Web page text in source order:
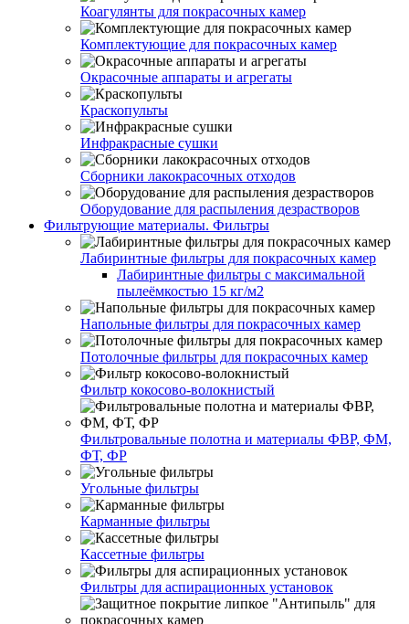
Коагулянты для покрасочных камер
Комплектующие для покрасочных камер
Окрасочные аппараты и агрегаты
Краскопульты
Инфракрасные сушки
Сборники лакокрасочных отходов
Оборудование для распыления дезрастворов
Фильтрующие материалы. Фильтры
Лабиринтные фильтры для покрасочных камер
Лабиринтные фильтры с максимальной
пылеёмкостью 15 кг/м2
Напольные фильтры для покрасочных камер
Потолочные фильтры для покрасочных камер
Фильтр кокосово-волокнистый
Фильтровальные полотна и материалы ФВР, ФМ,
ФТ, ФР
Угольные фильтры
Карманные фильтры
Кассетные фильтры
Фильтры для аспирационных установок